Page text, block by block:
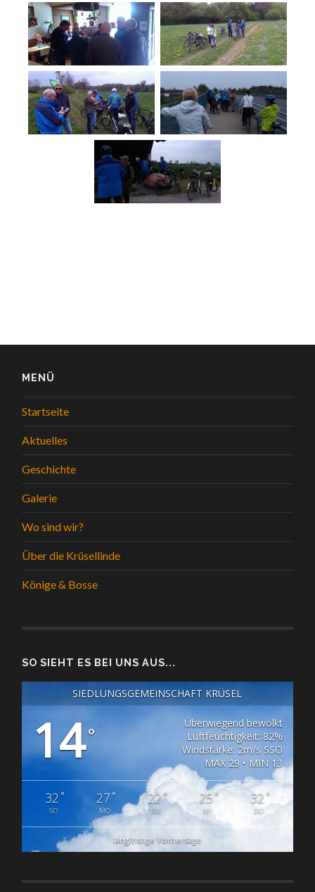
MENÜ
Startseite
Aktuelles
Geschichte
Galerie
Wo sind wir?
Über die Krüsellinde
Könige & Bosse
SO SIEHT ES BEI UNS AUS...
SIEDLUNGSGEMEINSCHAFT KRÜSEL
14°
Überwiegend bewölkt
Luftfeuchtigkeit: 82%
Windstärke: 2m/s SSO
MAX 29 • MIN 13
32 °
SO
27°
MO
22°
DIE
25°
MI
32 °
DO
langfristige Vorhersage